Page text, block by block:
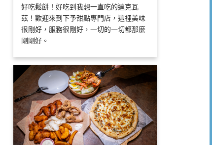
好吃鬆餅！好吃到我想一直吃的達克瓦
茲！歡迎來到下予甜點專門店，這裡美味
很剛好，服務很剛好，一切的一切都那麼
剛剛好。